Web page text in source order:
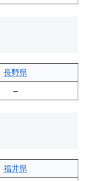
長野県
–
福井県